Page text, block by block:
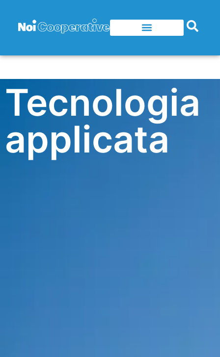
Tecnologia
applicata